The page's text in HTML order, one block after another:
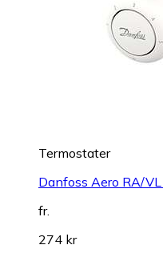
Termostater
Danfoss Aero RA/
fr.
274 kr